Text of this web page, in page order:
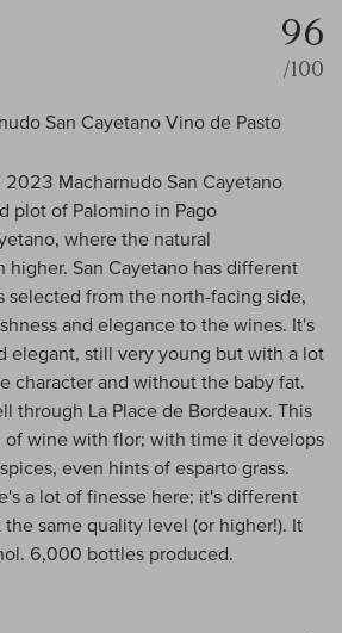
96
/100
San Cayetano Vino de Pasto
Macharnudo San Cayetano
plot of Palomino in Pago
where the natural
higher. San Cayetano has different
selected from the north-facing side,
and elegance to the wines. It's
elegant, still very young but with a lot
character and without the baby fat.
through La Place de Bordeaux. This
of wine with flor; with time it develops
even hints of esparto grass.
a lot of finesse here; it's different
same quality level (or higher!). It
6,000 bottles produced.